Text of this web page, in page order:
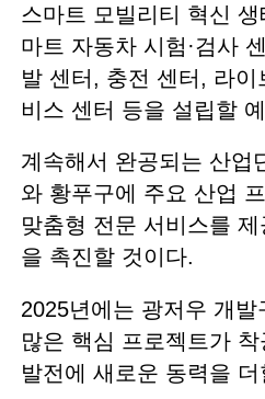
스마트 모빌리티 혁신
마트 자동차 시험·검사
발 센터, 충전 센터, 라이
비스 센터 등을 설립할
계속해서 완공되는 산업
와 황푸구에 주요 산업
맞춤형 전문 서비스를
을 촉진할 것이다.
2025년에는 광저우 개
많은 핵심 프로젝트가
발전에 새로운 동력을